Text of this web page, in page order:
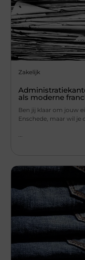
Zakelijk
als moderne
Ben jij klaar om jouw
Enschede, maar wil je